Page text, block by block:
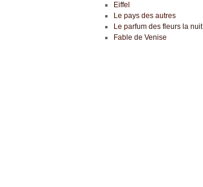
Eiffel
Le pays des autres
Le parfum des fleurs la nuit
Fable de Venise